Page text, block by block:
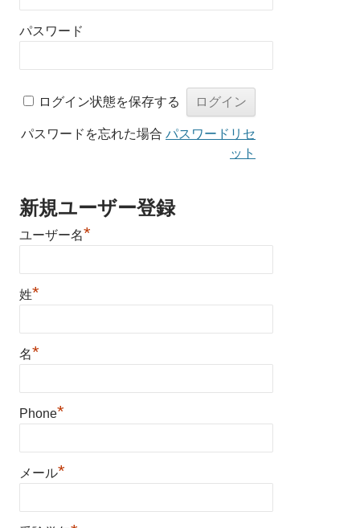
パスワード
ログイン状態を保存する
パスワードを忘れた場合 パスワードリセ
ット
新規ユーザー登録
ユーザー名*
姓*
名*
Phone*
メール*